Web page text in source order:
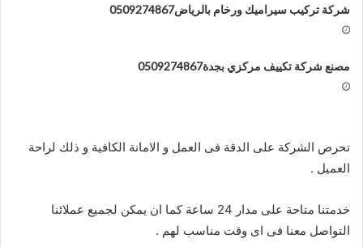
شركة تركيب سيراميك ورخام بالرياض0509274867
مصنع شركة تكييف مركزي بجدة0509274867
تحرص الشركة على الدقة فى العمل و الامانة الكافية و ذلك لراحة
العميل .
خدمتنا متاحة على مدار 24 ساعة كما ان يمكن لجميع عملائنا
التواصل معنا فى اى وقت مناسب لهم .